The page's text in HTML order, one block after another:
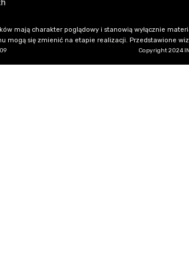
mają charakter poglądowy i stanowią wyłącznie
mogą się zmienić na etapie realizacji. Przedstawione
Copyright 2024